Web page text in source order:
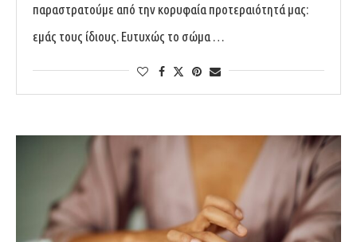
παραστρατούμε από την κορυφαία προτεραιότητά μας:
εμάς τους ίδιους. Ευτυχώς το σώμα …